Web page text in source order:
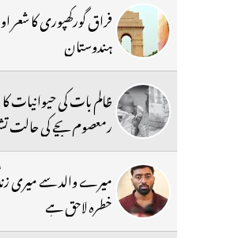
فراق گورکھپوری کا شعر
ہندوستان
ظالم بات کی حیوانیات
رمعصوم بچے کی حالت
میرے والد سے میری
خطرہ لاحق ہے